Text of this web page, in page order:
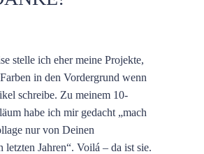
stelle ich eher meine Projekte,
in den Vordergrund wenn
schreibe. Zu meinem 10-
habe ich mir gedacht „mach
nur von Deinen
letzten Jahren“. Voilá – da ist sie.